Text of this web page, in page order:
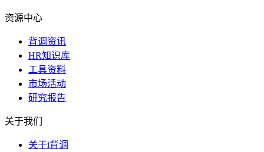
资源中心
背调资讯
HR知识库
工具资料
市场活动
研究报告
关于我们
关于i背调